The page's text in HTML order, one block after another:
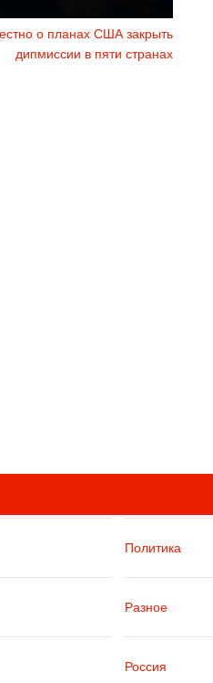
о планах США закрыть
дипмиссии в пяти странах
Политика
Разное
Россия